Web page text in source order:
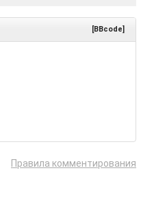
[BBcode]
Правила комментирования